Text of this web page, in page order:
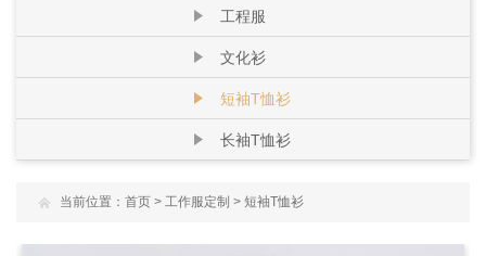
工程服
文化衫
短袖T恤衫
长袖T恤衫
当前位置： 首页 > 工作服定制 > 短袖T恤衫